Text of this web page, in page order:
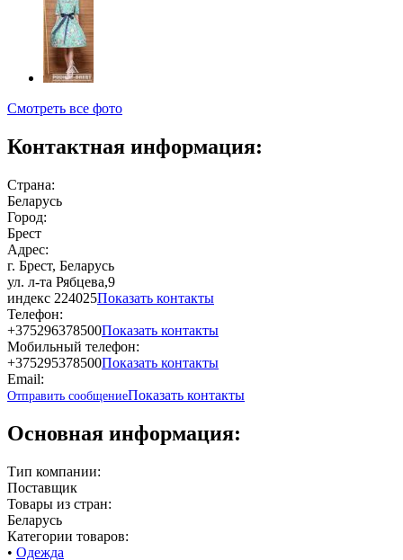
Смотреть все фото
Контактная информация:
Страна:
Беларусь
Город:
Брест
Адрес:
г. Брест, Беларусь
ул. л-та Рябцева,9
индекс 224025Показать контакты
Телефон:
+375296378500Показать контакты
Мобильный телефон:
+375295378500Показать контакты
Email:
Отправить сообщениеПоказать контакты
Основная информация:
Тип компании:
Поставщик
Товары из стран:
Беларусь
Категории товаров:
• Одежда